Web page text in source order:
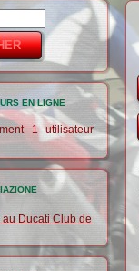
de
EN LIGNE
1 utilisateur
Ducati Club de